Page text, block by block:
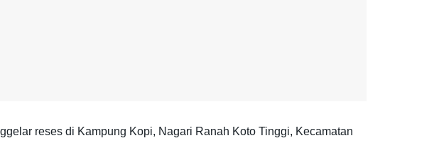
reses di Kampung Kopi, Nagari Ranah Koto Tinggi, Kecamatan